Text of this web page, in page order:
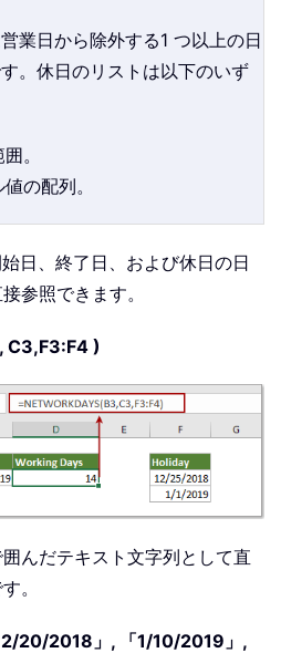
営業日から除外する1 つ以上の日
。休日のリストは以下のいず
。
の配列。
日、終了日、および休日の日
参照できます。
C3,F3:F4 )
んだテキスト文字列として直
。
20/2018」, 「1/10/2019」,